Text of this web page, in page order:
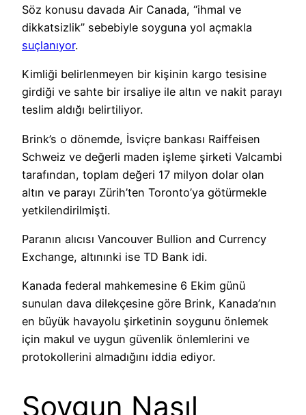
Söz konusu davada Air Canada, “ihmal ve
dikkatsizlik” sebebiyle soyguna yol açmakla
suçlanıyor.
Kimliği belirlenmeyen bir kişinin kargo tesisine
girdiği ve sahte bir irsaliye ile altın ve nakit parayı
teslim aldığı belirtiliyor.
Brink’s o dönemde, İsviçre bankası Raiffeisen
Schweiz ve değerli maden işleme şirketi Valcambi
tarafından, toplam değeri 17 milyon dolar olan
altın ve parayı Zürih’ten Toronto’ya götürmekle
yetkilendirilmişti.
Paranın alıcısı Vancouver Bullion and Currency
Exchange, altınınki ise TD Bank idi.
Kanada federal mahkemesine 6 Ekim günü
sunulan dava dilekçesine göre Brink, Kanada’nın
en büyük havayolu şirketinin soygunu önlemek
için makul ve uygun güvenlik önlemlerini ve
protokollerini almadığını iddia ediyor.
Soygun Nasıl